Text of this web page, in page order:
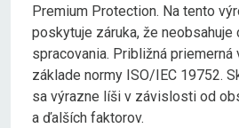
Premium Protection. Na tento
poskytuje záruka, že neobsahuje
spracovania. Približná
základe normy ISO/IEC 19752.
sa výrazne líši v závislosti od
a ďalších faktorov.